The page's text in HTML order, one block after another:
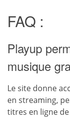
FAQ :
Playup
musique
Le site donne
en streaming,
titres en ligne